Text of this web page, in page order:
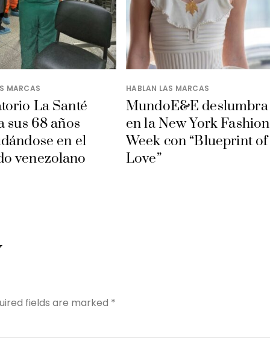
MARCAS
La Santé
sus 68 años
en el
venezolano
HABLAN LAS MARCAS
MundoE&E deslumbra
en la New York Fashion
Week con “Blueprint of
Love”
fields are marked *